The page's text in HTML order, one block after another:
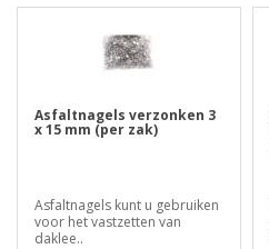
Asfaltnagels verzonken 3
x 15 mm (per zak)
Asfaltnagels kunt u gebruiken
voor het vastzetten van
daklee..